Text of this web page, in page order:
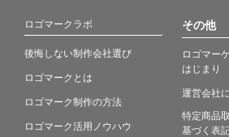
ロゴマークラボ
後悔しない制作会社選び
ロゴマークとは
ロゴマーク制作の方法
ロゴマーク活用ノウハウ
その他
ロゴマー
はじまり
運営会社
特定商品
基づく表